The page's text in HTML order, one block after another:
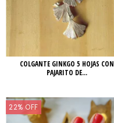
COLGANTE GINKGO 5 HOJAS CON
PAJARITO DE...
22% OFF